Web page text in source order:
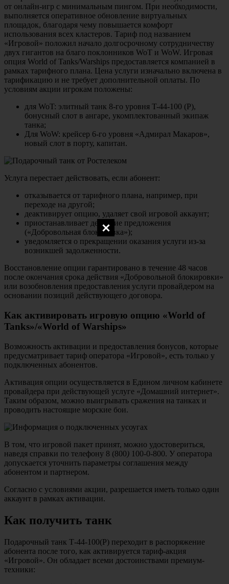
от онлайн-игр с минимальным пингом. При необходимости,
выполняется оперативное обновление виртуальных
площадок, благодаря чему повышается комфорт
использования всех кластеров. Тариф под названием
«Игровой» положил начало долгосрочному сотрудничеству
двух гигантов на благо поклонников WoT и WoW. Игровая
опция World of Tanks/Warships предоставляется компанией в
рамках тарифного плана. Цена услуги изначально включена в
тарификацию и не требует дополнительной оплаты. По
условиям акции игрокам положены:
для WoT: элитный танк 8-го уровня T-44-100 (Р),
бонусный слот в ангаре, укомплектованный экипаж
танка;
Для WoW: крейсер 6-го уровня «Адмирал Макаров»,
новый слот в порту, капитан.
Услуга перестает действовать, если абонент:
отказывается от тарифного плана, например, при
переходе на другой;
деактивирует опцию, удаляет свой игровой аккаунт;
приостанавливает действие предложения
(«Добровольная блокировка»);
уведомляется о прекращении оказания услуги из-за
возникшей задолженности.
Восстановление опции гарантировано в течение 48 часов
после окончания срока действия «Добровольной блокировки»
или возобновления предоставления услуги провайдером на
основании позиций действующего договора.
Как активировать игровую опцию «World of
Tanks»/«World of Warships»
Возможность активации и предоставления бонусов, которые
предусматривает тариф оператора «Игровой», есть только у
подключенных абонентов.
Активация опции осуществляется в Едином личном кабинете
провайдера при действующей услуге «Домашний интернет».
Таким образом, можно выигрывать сражения на танках и
проводить настоящие морские бои.
В том, что игровой пакет принят, можно удостовериться,
наведя справки по телефону 8 (800) 100-0-800. У оператора
допускается уточнить параметры соглашения между
абонентом и партнером.
Согласно с условиями акции, разрешается иметь только один
аккаунт в рамках активации.
Как получить танк
Подарочный танк Т-44-100(Р) переходит в распоряжение
абонента после того, как активируется тариф-акция
«Игровой». Он обладает всеми достоинствами премиум-
техники: